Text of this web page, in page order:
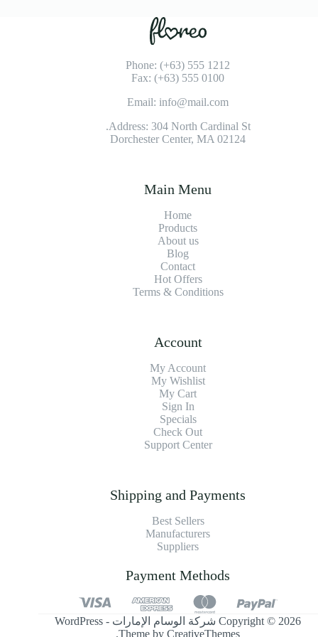
Phone: (+63) 555 1212
Fax: (+63) 555 0100
Email: info@mail.com
Address: 304 North Cardinal St.
Dorchester Center, MA 02124
Main Menu
Home
Products
About us
Blog
Contact
Hot Offers
Terms & Conditions
Account
My Account
My Wishlist
My Cart
Sign In
Specials
Check Out
Support Center
Shipping and Payments
Best Sellers
Manufacturers
Suppliers
Payment Methods
Copyright © 2026 شركة الوسام الإمارات - WordPress
Theme byCreativeThemes
.